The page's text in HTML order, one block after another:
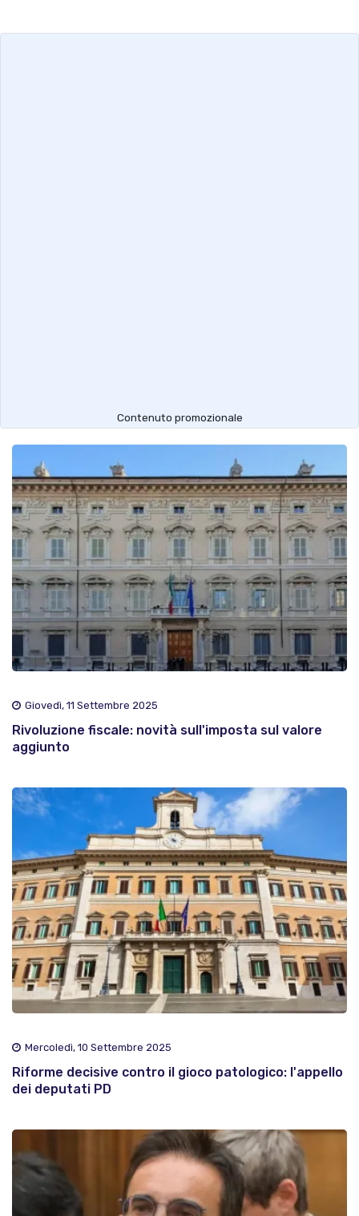
Contenuto promozionale
Giovedì, 11 Settembre 2025
Rivoluzione fiscale: novità sull'imposta sul valore
aggiunto
Mercoledì, 10 Settembre 2025
Riforme decisive contro il gioco patologico: l'appello
dei deputati PD